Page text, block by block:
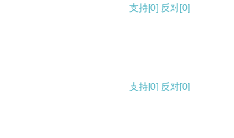
支持[0] 反对[0]
支持[0] 反对[0]